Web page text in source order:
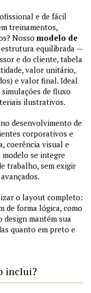
e de fácil
treinamentos,
Nosso modelo de
estrutura equilibrada —
e do cliente, tabela
valor unitário,
e valor final. Ideal
de fluxo
ilustrativos.
desenvolvimento de
corporativos e
coerência visual e
se integre
trabalho, sem exigir
o layout completo:
de forma lógica, como
design mantém sua
quanto em preto e
inclui?